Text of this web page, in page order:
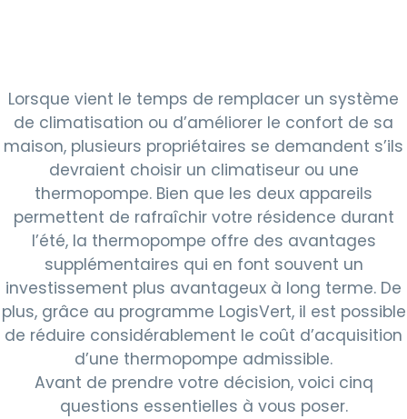
Lorsque vient le temps de remplacer un système
de climatisation ou d’améliorer le confort de sa
maison, plusieurs propriétaires se demandent s’ils
devraient choisir un climatiseur ou une
thermopompe. Bien que les deux appareils
permettent de rafraîchir votre résidence durant
l’été, la thermopompe offre des avantages
supplémentaires qui en font souvent un
investissement plus avantageux à long terme. De
plus, grâce au programme LogisVert, il est possible
de réduire considérablement le coût d’acquisition
d’une thermopompe admissible.
Avant de prendre votre décision, voici cinq
questions essentielles à vous poser.